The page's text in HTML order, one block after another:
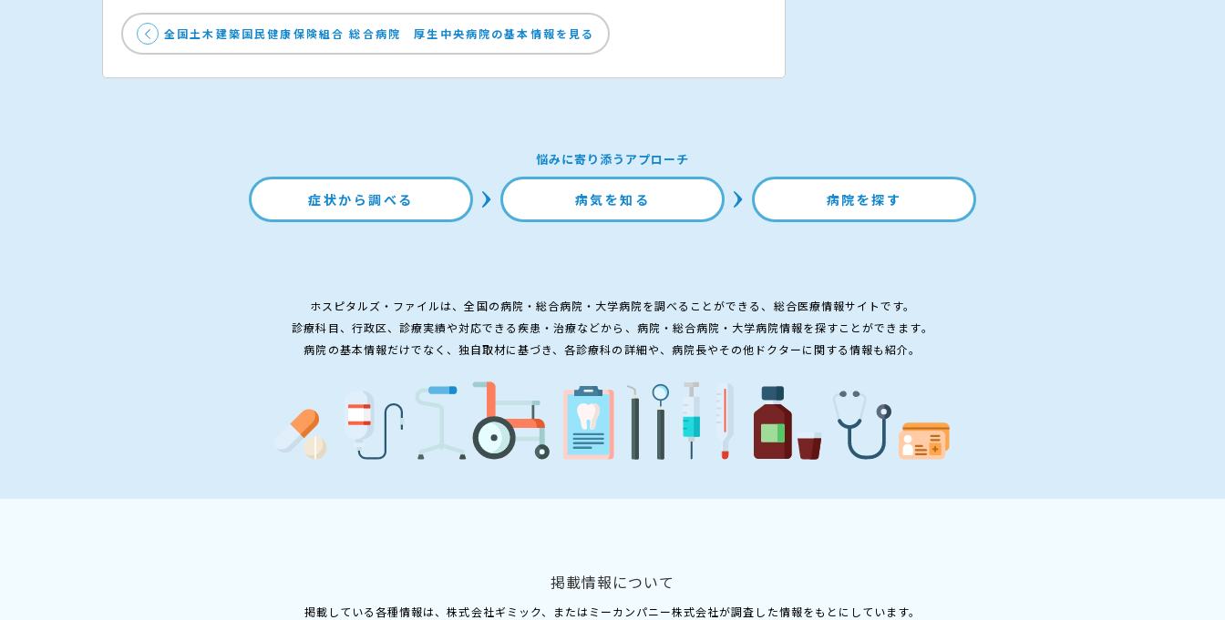
全国土木建築国民健康保険組合 総合病院 厚生中央病院の基本情報を見る
悩みに寄り添うアプローチ
症状から調べる 病気を知る 病院を探す
ホスピタルズ・ファイルは、全国の病院・総合病院・大学病院を調べることができる、総合医療情報サイトです。
診療科目、行政区、診療実績や対応できる疾患・治療などから、病院・総合病院・大学病院情報を探すことができます。
病院の基本情報だけでなく、独自取材に基づき、各診療科の詳細や、病院長やその他ドクターに関する情報も紹介。
掲載情報について
掲載している各種情報は、株式会社ギミック、またはミーカンパニー株式会社が調査した情報をもとにしています。